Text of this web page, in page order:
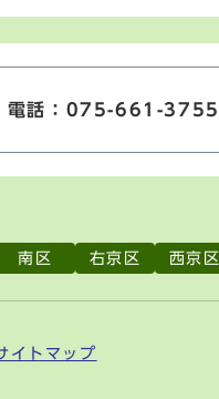
電話：075-661-3755
南区 右京区 西京区
イトマップ